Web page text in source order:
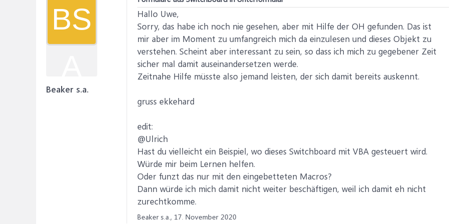
BS
Beaker s.a.
Hallo Uwe,
Sorry, das habe ich noch nie gesehen, aber mit Hilfe der OH gefunden. Das ist
mir aber im Moment zu umfangreich mich da einzulesen und dieses Objekt zu
verstehen. Scheint aber interessant zu sein, so dass ich mich zu gegebener Zeit
sicher mal damit auseinandersetzen werde.
Zeitnahe Hilfe müsste also jemand leisten, der sich damit bereits auskennt.
gruss ekkehard
edit:
@Ulrich
Hast du vielleicht ein Beispiel, wo dieses Switchboard mit VBA gesteuert wird.
Würde mir beim Lernen helfen.
Oder funzt das nur mit den eingebetteten Macros?
Dann würde ich mich damit nicht weiter beschäftigen, weil ich damit eh nicht
zurechtkomme.
Beaker s.a., 17. November 2020